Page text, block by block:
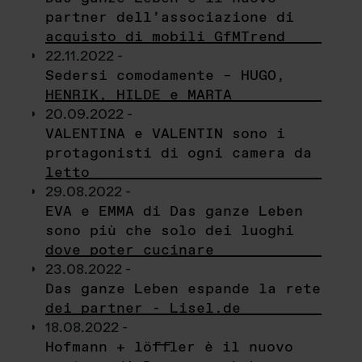
partner dell’associazione di
acquisto di mobili GfMTrend
22.11.2022 -
Sedersi comodamente – HUGO,
HENRIK, HILDE e MARTA
20.09.2022 -
VALENTINA e VALENTIN sono i
protagonisti di ogni camera da
letto
29.08.2022 -
EVA e EMMA di Das ganze Leben
sono più che solo dei luoghi
dove poter cucinare
23.08.2022 -
Das ganze Leben espande la rete
dei partner - Lisel.de
18.08.2022 -
Hofmann + löffler è il nuovo